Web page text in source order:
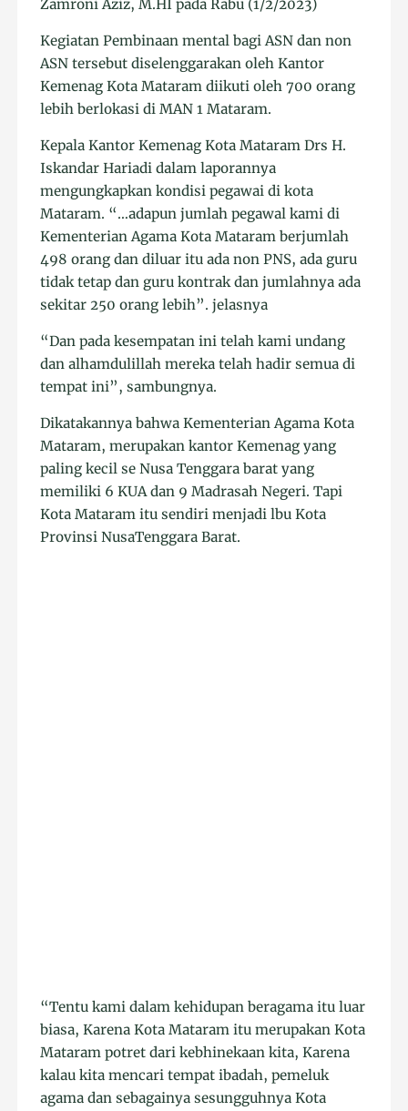
Zamroni Aziz, M.HI pada Rabu (1/2/2023)
Kegiatan Pembinaan mental bagi ASN dan non
ASN tersebut diselenggarakan oleh Kantor
Kemenag Kota Mataram diikuti oleh 700 orang
lebih berlokasi di MAN 1 Mataram.
Kepala Kantor Kemenag Kota Mataram Drs H.
Iskandar Hariadi dalam laporannya
mengungkapkan kondisi pegawai di kota
Mataram. “…adapun jumlah pegawal kami di
Kementerian Agama Kota Mataram berjumlah
498 orang dan diluar itu ada non PNS, ada guru
tidak tetap dan guru kontrak dan jumlahnya ada
sekitar 250 orang lebih”. jelasnya
“Dan pada kesempatan ini telah kami undang
dan alhamdulillah mereka telah hadir semua di
tempat ini”, sambungnya.
Dikatakannya bahwa Kementerian Agama Kota
Mataram, merupakan kantor Kemenag yang
paling kecil se Nusa Tenggara barat yang
memiliki 6 KUA dan 9 Madrasah Negeri. Tapi
Kota Mataram itu sendiri menjadi lbu Kota
Provinsi NusaTenggara Barat.
“Tentu kami dalam kehidupan beragama itu luar
biasa, Karena Kota Mataram itu merupakan Kota
Mataram potret dari kebhinekaan kita, Karena
kalau kita mencari tempat ibadah, pemeluk
agama dan sebagainya sesungguhnya Kota